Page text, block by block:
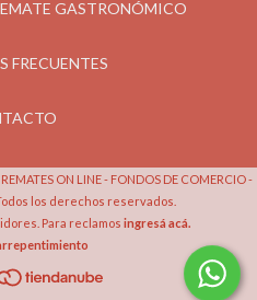
GASTRONÓMICO
FRECUENTES
ON LINE - FONDOS DE COMERCIO -
los derechos reservados.
Para reclamos ingresá acá.